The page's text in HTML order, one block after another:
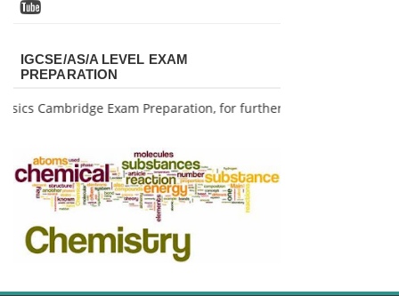
IGCSE/AS/A LEVEL EXAM
PREPARATION
Cambridge Exam Preparation, for further info pls contact me.